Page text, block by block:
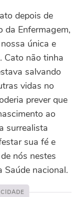
depois de
da Enfermagem,
única e
Cato não tinha
salvando
vidas no
prever que
ao
surrealista
sua fé e
nós nestes
Saúde nacional.